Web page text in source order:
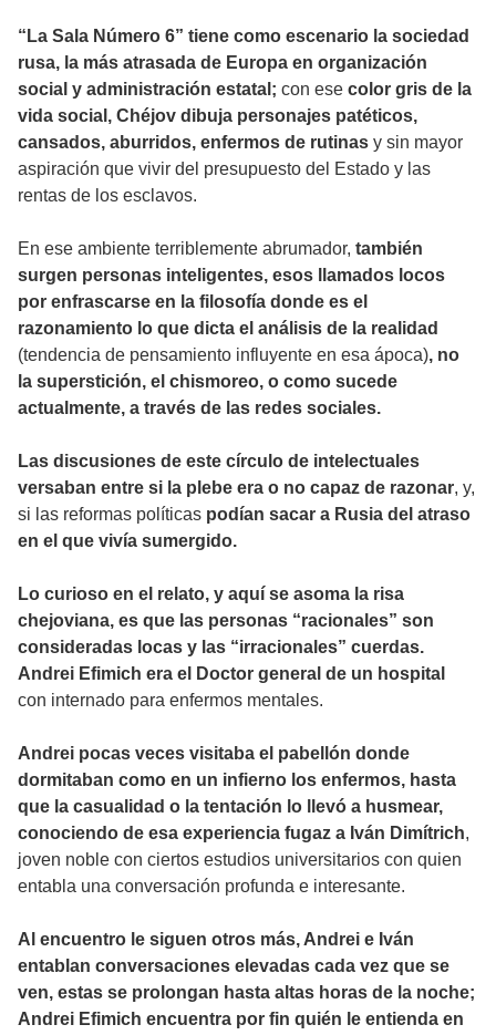
“La Sala Número 6” tiene como escenario la sociedad
rusa, la más atrasada de Europa en organización
social y administración estatal; con ese color gris de la
vida social, Chéjov dibuja personajes patéticos,
cansados, aburridos, enfermos de rutinas y sin mayor
aspiración que vivir del presupuesto del Estado y las
rentas de los esclavos.
En ese ambiente terriblemente abrumador, también
surgen personas inteligentes, esos llamados locos
por enfrascarse en la filosofía donde es el
razonamiento lo que dicta el análisis de la realidad
(tendencia de pensamiento influyente en esa ápoca), no
la superstición, el chismoreo, o como sucede
actualmente, a través de las redes sociales.
Las discusiones de este círculo de intelectuales
versaban entre si la plebe era o no capaz de razonar, y,
si las reformas políticas podían sacar a Rusia del atraso
en el que vivía sumergido.
Lo curioso en el relato, y aquí se asoma la risa
chejoviana, es que las personas “racionales” son
consideradas locas y las “irracionales” cuerdas.
Andrei Efimich era el Doctor general de un hospital
con internado para enfermos mentales.
Andrei pocas veces visitaba el pabellón donde
dormitaban como en un infierno los enfermos, hasta
que la casualidad o la tentación lo llevó a husmear,
conociendo de esa experiencia fugaz a Iván Dimítrich,
joven noble con ciertos estudios universitarios con quien
entabla una conversación profunda e interesante.
Al encuentro le siguen otros más, Andrei e Iván
entablan conversaciones elevadas cada vez que se
ven, estas se prolongan hasta altas horas de la noche;
Andrei Efimich encuentra por fin quién le entienda en